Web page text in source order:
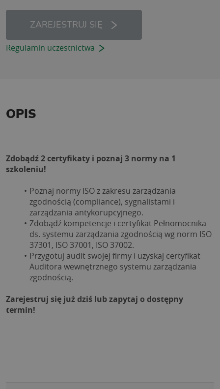
ZAREJESTRUJ SIĘ
Regulamin uczestnictwa
OPIS
Zdobądź 2 certyfikaty i poznaj 3 normy na 1
szkoleniu!
Poznaj normy ISO z zakresu zarządzania
zgodnością (compliance), sygnalistami i
zarządzania antykorupcyjnego.
Zdobądź kompetencje i certyfikat Pełnomocnika
ds. systemu zarządzania zgodnością wg norm ISO
37301, ISO 37001, ISO 37002.
Przygotuj audit swojej firmy i uzyskaj certyfikat
Auditora wewnętrznego systemu zarządzania
zgodnością.
Zarejestruj się już dziś lub zapytaj o dostępny
termin!